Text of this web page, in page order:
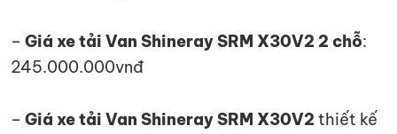
– Giá xe tải Van Shineray SRM X30V2 2 chỗ:
245.000.000vnđ
– Giá xe tải Van Shineray SRM X30V2 thiết kế